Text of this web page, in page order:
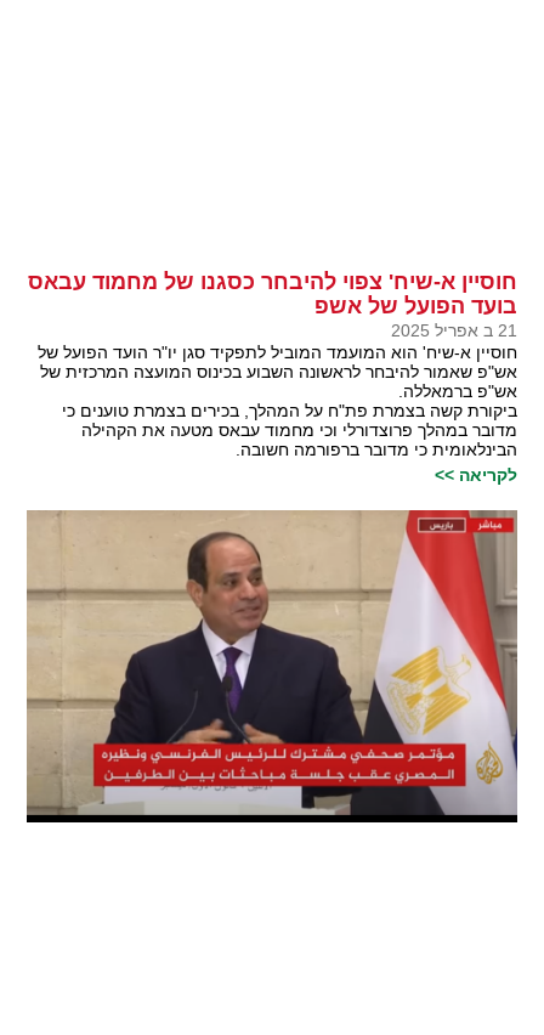
חוסיין א-שיח' צפוי להיבחר כסגנו של מחמוד עבאס
בועד הפועל של אשפ
21 ב אפריל 2025
חוסיין א-שיח' הוא המועמד המוביל לתפקיד סגן יו"ר הועד הפועל של
אש"פ שאמור להיבחר לראשונה השבוע בכינוס המועצה המרכזית של
אש"פ ברמאללה.
ביקורת קשה בצמרת פת"ח על המהלך, בכירים בצמרת טוענים כי
מדובר במהלך פרוצדורלי וכי מחמוד עבאס מטעה את הקהילה
הבינלאומית כי מדובר ברפורמה חשובה.
לקריאה >>